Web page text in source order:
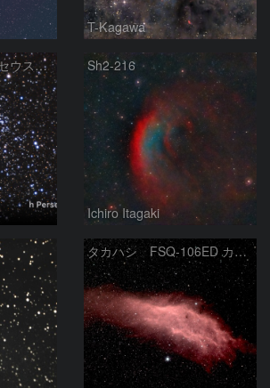
T-Kagawa
DWARF-miniでペルセウス座の二重星団 Sh2-216
Ichiro Itagaki
タカハシ FSQ-106ED カリフォルニア星雲